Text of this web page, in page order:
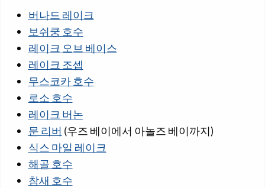
버나드 레이크
보쉬쿵 호수
레이크 오브 베이스
레이크 조셉
무스코카 호수
로소 호수
레이크 버논
문 리버 (우즈 베이에서 아놀즈 베이까지)
식스 마일 레이크
해골 호수
참새 호수